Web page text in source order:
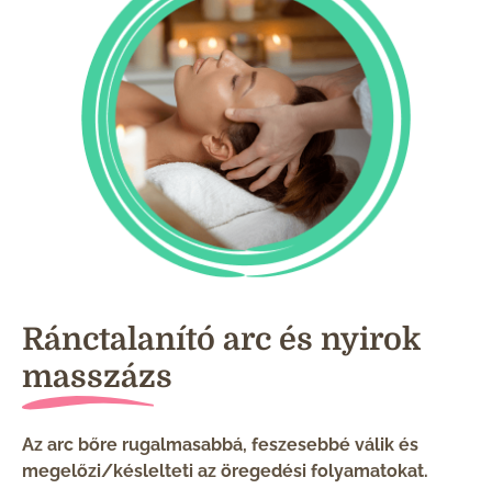
Ránctalanító arc és nyirok
masszázs
Az arc bőre rugalmasabbá, feszesebbé válik és
megelőzi/késlelteti az öregedési folyamatokat.